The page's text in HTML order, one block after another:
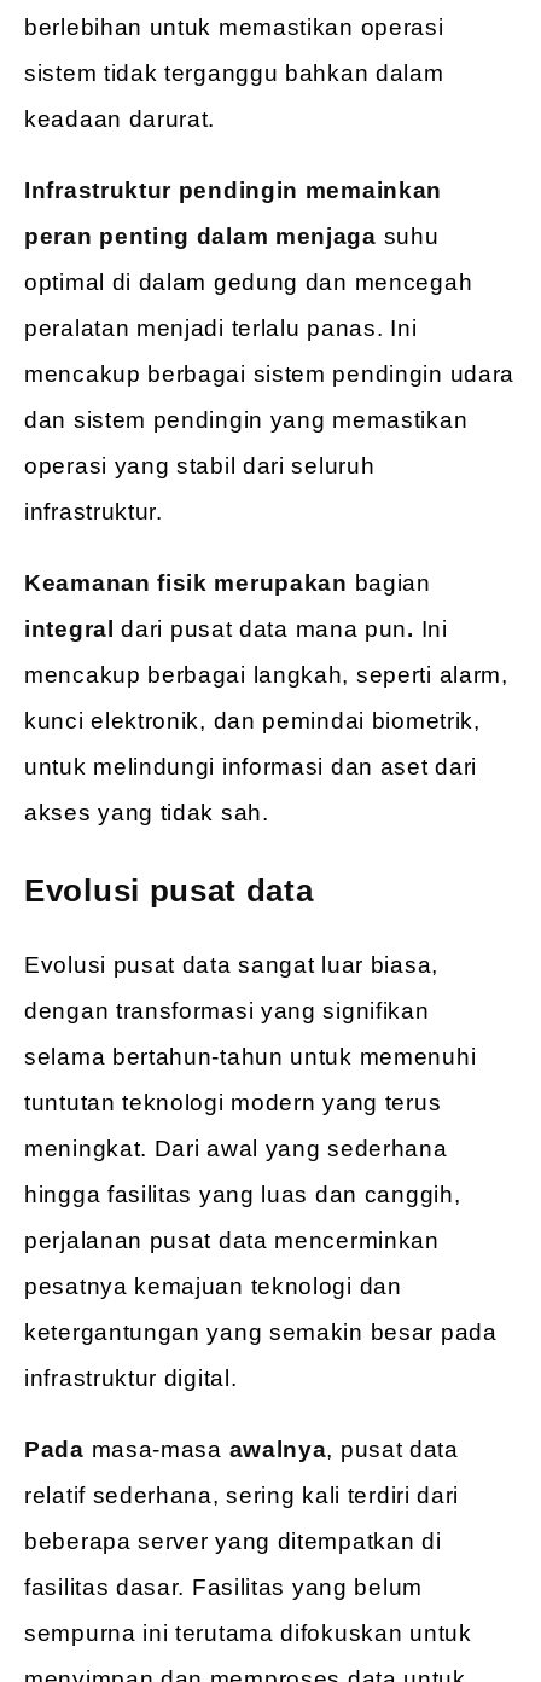
berlebihan untuk memastikan operasi
sistem tidak terganggu bahkan dalam
keadaan darurat.
Infrastruktur pendingin memainkan
peran penting dalam menjaga suhu
optimal di dalam gedung dan mencegah
peralatan menjadi terlalu panas. Ini
mencakup berbagai sistem pendingin udara
dan sistem pendingin yang memastikan
operasi yang stabil dari seluruh
infrastruktur.
Keamanan fisik merupakan bagian
integraldari pusat data mana pun. Ini
mencakup berbagai langkah, seperti alarm,
kunci elektronik, dan pemindai biometrik,
untuk melindungi informasi dan aset dari
akses yang tidak sah.
Evolusi pusat data
Evolusi pusat data sangat luar biasa,
dengan transformasi yang signifikan
selama bertahun-tahun untuk memenuhi
tuntutan teknologi modern yang terus
meningkat. Dari awal yang sederhana
hingga fasilitas yang luas dan canggih,
perjalanan pusat data mencerminkan
pesatnya kemajuan teknologi dan
ketergantungan yang semakin besar pada
infrastruktur digital.
Pada masa-masa awalnya, pusat data
relatif sederhana, sering kali terdiri dari
beberapa server yang ditempatkan di
fasilitas dasar. Fasilitas yang belum
sempurna ini terutama difokuskan untuk